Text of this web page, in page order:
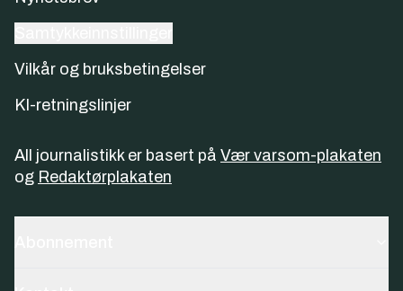
Vilkår og bruksbetingelser
KI-retningslinjer
All journalistikk er basert på Vær varsom-plakaten
og Redaktørplakaten